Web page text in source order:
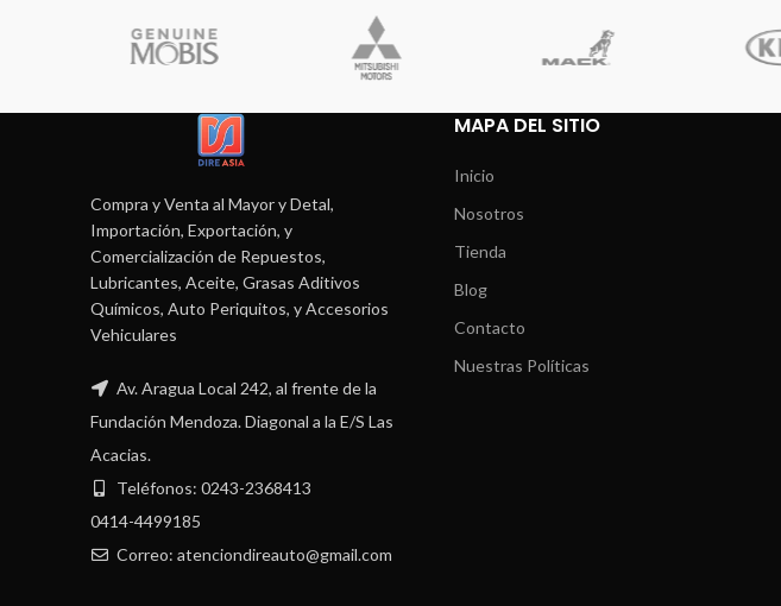
Compra y Venta al Mayor y Detal,
Importación, Exportación, y
Comercialización de Repuestos,
Lubricantes, Aceite, Grasas Aditivos
Químicos, Auto Periquitos, y Accesorios
Vehiculares
Av. Aragua Local 242, al frente de la
Fundación Mendoza. Diagonal a la E/S Las
Acacias.
Teléfonos: 0243-2368413
0414-4499185
Correo: atenciondireauto@gmail.com
MAPA DEL SITIO
Inicio
Nosotros
Tienda
Blog
Contacto
Nuestras Políticas